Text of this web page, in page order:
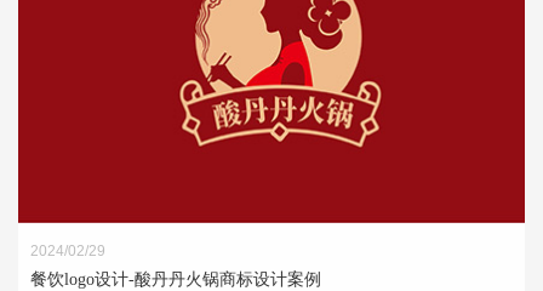
2024/02/29
餐饮logo设计-酸丹丹火锅商标设计案例